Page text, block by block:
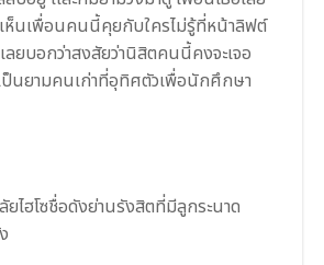
ห็นเพื่อนคนนี้คุยกับใครไม่รู้ที่หน้าลิฟต์
ลยบอกว่าสงสัยว่านิสิตคนนี้คงจะเจอ
ป็นยามคนเก่าที่อุทิศตัวเพื่อนักศึกษา
ยไฮโซชื่อดังย่านรังสิตที่มีลูกระนาด